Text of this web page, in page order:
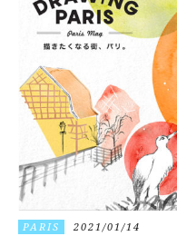
PARIS 2021/01/14